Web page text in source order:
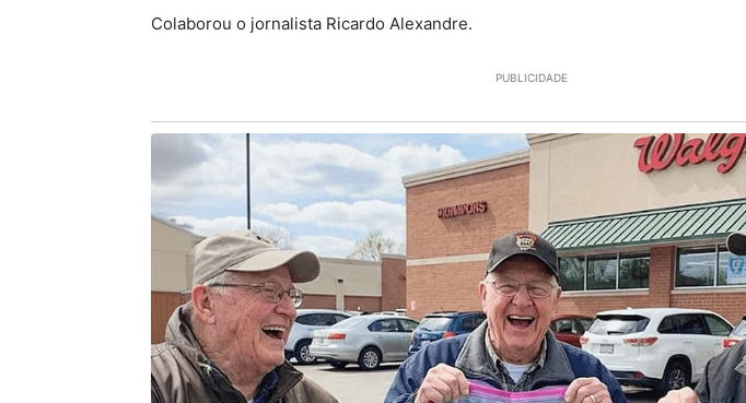
Colaborou o jornalista Ricardo Alexandre.
PUBLICIDADE